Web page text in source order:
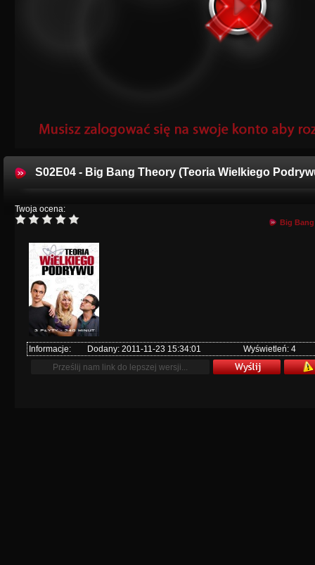
S02E04 - Big Bang Theory (Teoria Wielkiego
Twoja ocena:
Big
Informacje: Dodany: 2011-11-23 15:34:01 Wyświetleń: 4